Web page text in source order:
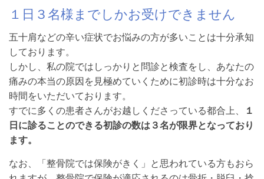
１日３名様までしかお受けできません
五十肩などの辛い症状でお悩みの方が多いことは十分承知
しております。
しかし、私の院ではしっかりと問診と検査をし、あなたの
痛みの本当の原因を見極めていくために初診時は十分なお
時間をいただいております。
すでに多くの患者さんがお越しくださっている都合上、
１
日に診ることのできる初診の数は３名が限界となっており
ます。
なお、「整骨院では保険がきく」と思われている方もおら